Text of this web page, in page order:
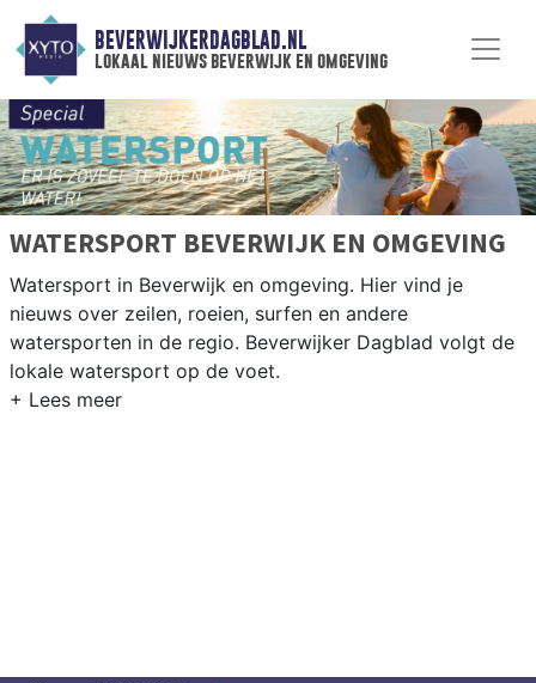
BEVERWIJKERDAGBLAD.NL
lokaal nieuws beverwijk en omgeving
WATERSPORT BEVERWIJK EN OMGEVING
Watersport in Beverwijk en omgeving. Hier vind je
nieuws over zeilen, roeien, surfen en andere
watersporten in de regio. Beverwijker Dagblad volgt de
lokale watersport op de voet.